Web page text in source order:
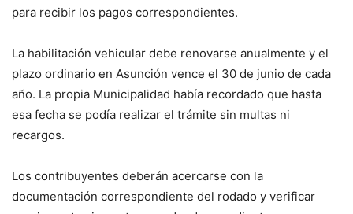
para recibir los pagos correspondientes.
La habilitación vehicular debe renovarse anualmente y el
plazo ordinario en Asunción vence el 30 de junio de cada
año. La propia Municipalidad había recordado que hasta
esa fecha se podía realizar el trámite sin multas ni
recargos.
Los contribuyentes deberán acercarse con la
documentación correspondiente del rodado y verificar